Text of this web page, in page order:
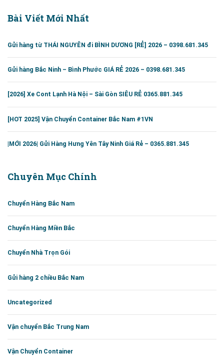
Bài Viết Mới Nhất
Gửi hàng từ THÁI NGUYÊN đi BÌNH DƯƠNG [RẺ] 2026 – 0398.681.345
Gửi hàng Bắc Ninh – Bình Phước GIÁ RẺ 2026 – 0398.681.345
[2026] Xe Cont Lạnh Hà Nội – Sài Gòn SIÊU RẺ 0365.881.345
[HOT 2025] Vận Chuyển Container Bắc Nam #1VN
|MỚI 2026| Gửi Hàng Hưng Yên Tây Ninh Giá Rẻ – 0365.881.345
Chuyên Mục Chính
Chuyển Hàng Bắc Nam
Chuyển Hàng Miền Bắc
Chuyển Nhà Trọn Gói
Gửi hàng 2 chiều Bắc Nam
Uncategorized
Vận chuyển Bắc Trung Nam
Vận Chuyển Container